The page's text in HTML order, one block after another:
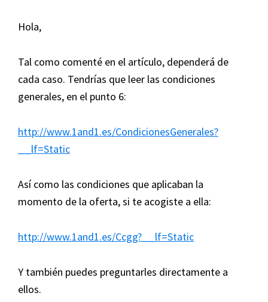
Hola,
Tal como comenté en el artículo, dependerá de
cada caso. Tendrías que leer las condiciones
generales, en el punto 6:
http://www.1and1.es/CondicionesGenerales?
__lf=Static
Así como las condiciones que aplicaban la
momento de la oferta, si te acogiste a ella:
http://www.1and1.es/Ccgg?__lf=Static
Y también puedes preguntarles directamente a
ellos.